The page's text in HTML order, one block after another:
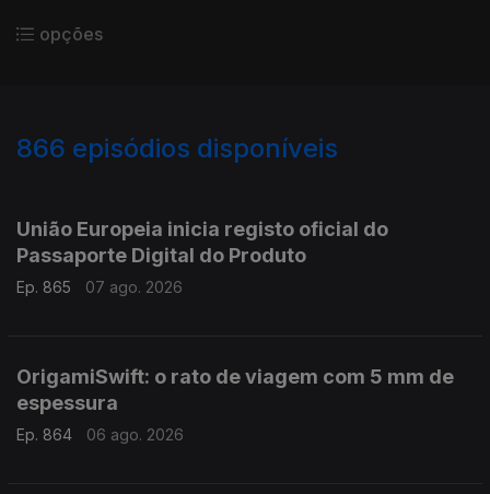
opções
866 episódios disponíveis
União Europeia inicia registo oficial do
Passaporte Digital do Produto
Ep. 865 07 ago. 2026
OrigamiSwift: o rato de viagem com 5 mm de
espessura
Ep. 864 06 ago. 2026